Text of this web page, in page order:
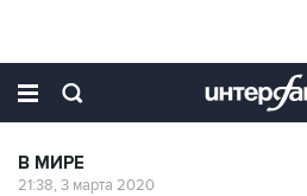
В МИРЕ
21:38, 3 марта 2020